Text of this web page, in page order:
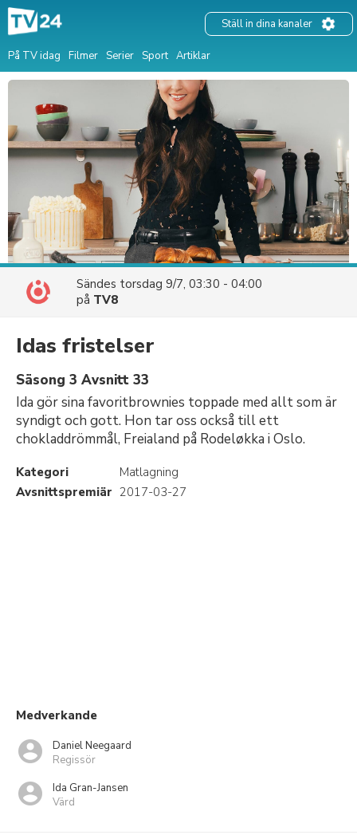
På TV idag Filmer Serier Sport Artiklar
Ställ in dina kanaler
Sändes torsdag 9/7, 03:30 - 04:00
på TV8
Idas fristelser
Säsong 3 Avsnitt 33
Ida gör sina favoritbrownies toppade med allt som är
syndigt och gott. Hon tar oss också till ett
chokladdrömmål, Freialand på Rodeløkka i Oslo.
Kategori
Matlagning
Avsnittspremiär 2017-03-27
Medverkande
Daniel Neegaard
Regissör
Ida Gran-Jansen
Värd